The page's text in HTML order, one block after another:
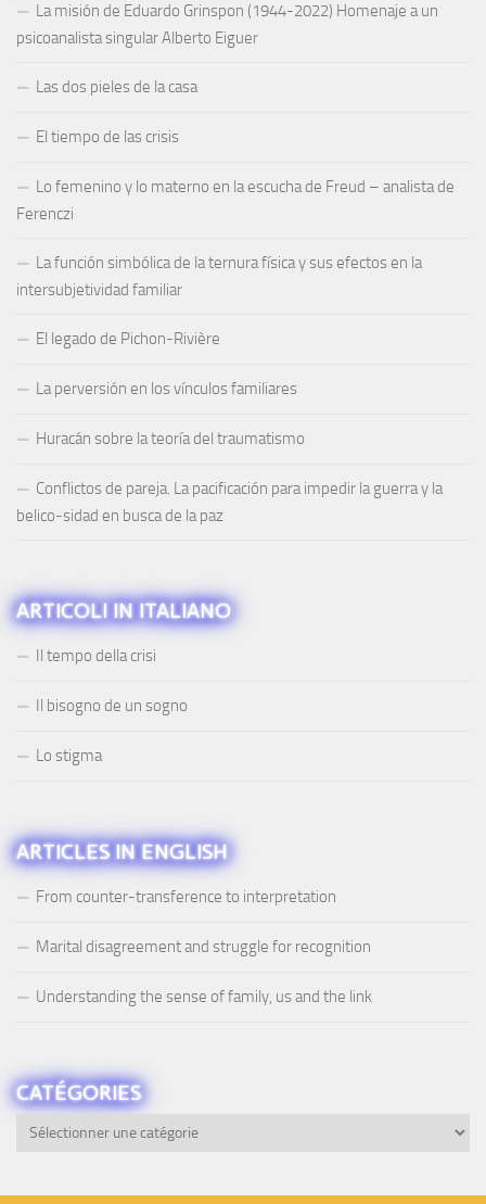
La misión de Eduardo Grinspon (1944-2022) Homenaje a un
psicoanalista singular Alberto Eiguer
Las dos pieles de la casa
El tiempo de las crisis
Lo femenino y lo materno en la escucha de Freud – analista de
Ferenczi
La función simbólica de la ternura física y sus efectos en la
intersubjetividad familiar
El legado de Pichon-Rivière
La perversión en los vínculos familiares
Huracán sobre la teoría del traumatismo
Conflictos de pareja. La pacificación para impedir la guerra y la
belico-sidad en busca de la paz
ARTICOLI IN ITALIANO
Il tempo della crisi
Il bisogno de un sogno
Lo stigma
ARTICLES IN ENGLISH
From counter-transference to interpretation
Marital disagreement and struggle for recognition
Understanding the sense of family, us and the link
CATÉGORIES
Catégories